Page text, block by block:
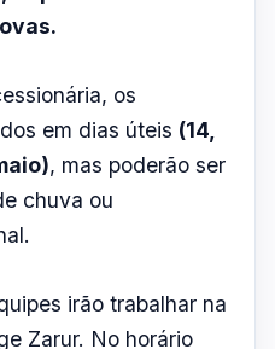
será desviado
Kanebo para
operação acontece
Benedito Matarazzo
reabertura da alça
para acesso à